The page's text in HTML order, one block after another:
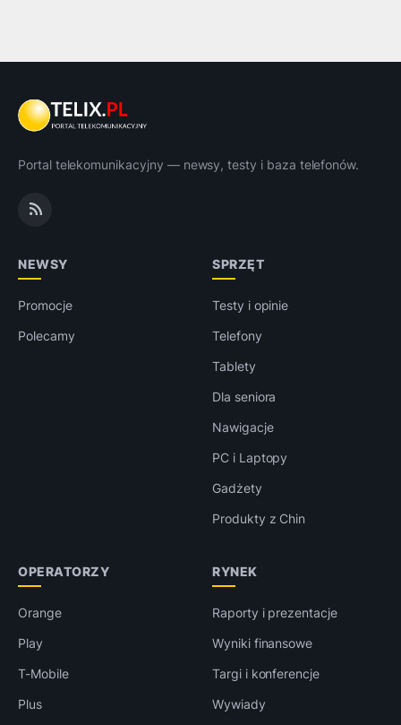
Portal telekomunikacyjny — newsy, testy i baza telefonów.
NEWSY
Promocje
Polecamy
SPRZĘT
Testy i opinie
Telefony
Tablety
Dla seniora
Nawigacje
PC i Laptopy
Gadżety
Produkty z Chin
OPERATORZY
Orange
Play
T-Mobile
Plus
RYNEK
Raporty i prezentacje
Wyniki finansowe
Targi i konferencje
Wywiady